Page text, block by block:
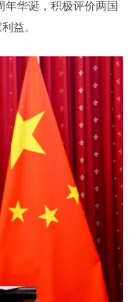
年华诞，积极评价两国
益。